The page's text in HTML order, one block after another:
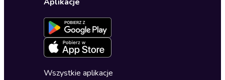
Dla młodzieżyFormularz zgłaszania nielegalnych treści
Deklaracja dostępności
Oferta dla firm i bibliotek
Dołącz do newslettera
Blog
Zapowiedzi
Cykle audiobooków
Wszystkie aplikacje